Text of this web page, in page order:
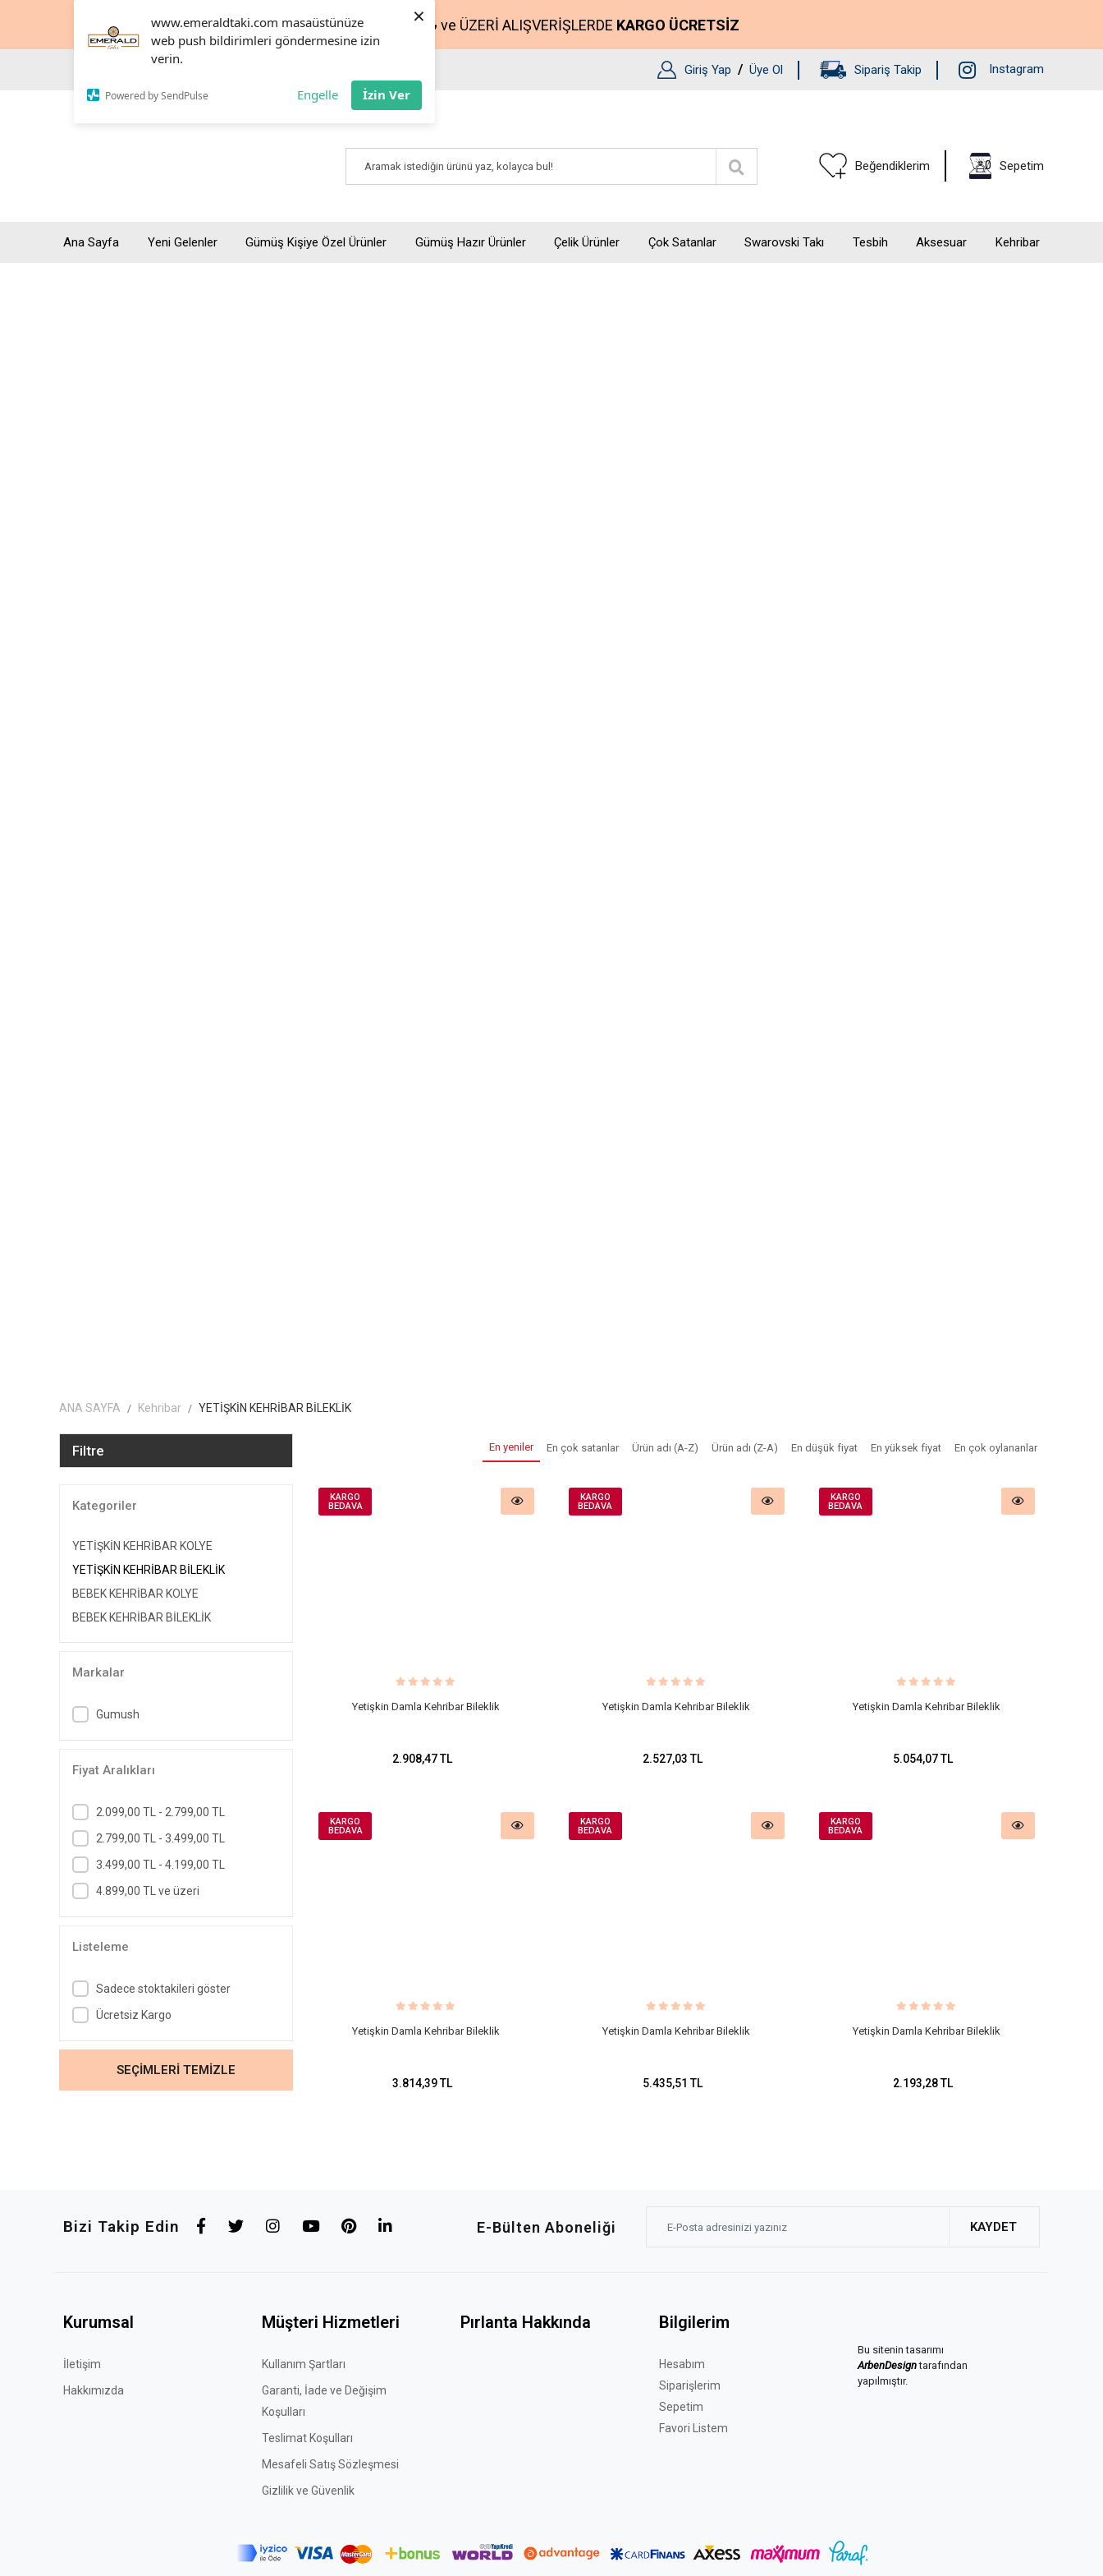
www.emeraldtaki.com masaüstünüze
web push bildirimleri göndermesine izin
verin.
Powered by SendPulse Engelle İzin Ver
×
2500₺ ve ÜZERİ ALIŞVERİŞLERDE KARGO ÜCRETSİZ
Giriş Yap / Üye Ol Sipariş Takip Instagram
Beğendiklerim Sepetim
0
Ana Sayfa Yeni Gelenler Gümüş Kişiye Özel Ürünler Gümüş Hazır Ürünler Çelik Ürünler Çok Satanlar Swarovski Takı Tesbih Aksesuar Kehribar
ANA SAYFA Kehribar YETİŞKİN KEHRİBAR BİLEKLİK
Filtre
Kategoriler
YETİŞKİN KEHRİBAR KOLYE
YETİŞKİN KEHRİBAR BİLEKLİK
BEBEK KEHRİBAR KOLYE
BEBEK KEHRİBAR BİLEKLİK
Markalar
Gumush
Fiyat Aralıkları
2.099,00 TL - 2.799,00 TL
2.799,00 TL - 3.499,00 TL
3.499,00 TL - 4.199,00 TL
4.899,00 TL ve üzeri
Listeleme
Sadece stoktakileri göster
Ücretsiz Kargo
SEÇİMLERİ TEMİZLE
En yeniler En çok satanlar Ürün adı (A-Z) Ürün adı (Z-A) En düşük fiyat En yüksek fiyat En çok oylananlar
KARGO
BEDAVA
Yetişkin Damla Kehribar Bileklik
2.908,47 TL
KARGO
BEDAVA
Yetişkin Damla Kehribar Bileklik
2.527,03 TL
KARGO
BEDAVA
Yetişkin Damla Kehribar Bileklik
5.054,07 TL
KARGO
BEDAVA
Yetişkin Damla Kehribar Bileklik
3.814,39 TL
KARGO
BEDAVA
Yetişkin Damla Kehribar Bileklik
5.435,51 TL
KARGO
BEDAVA
Yetişkin Damla Kehribar Bileklik
2.193,28 TL
Bizi Takip Edin E-Bülten Aboneliği KAYDET
Kurumsal
İletişim
Hakkımızda
Müşteri Hizmetleri
Kullanım Şartları
Garanti, İade ve Değişim
Koşulları
Teslimat Koşulları
Mesafeli Satış Sözleşmesi
Gizlilik ve Güvenlik
Pırlanta Hakkında Bilgilerim
Hesabım
Siparişlerim
Sepetim
Favori Listem
Bu sitenin tasarımı
ArbenDesigntarafından
yapılmıştır.